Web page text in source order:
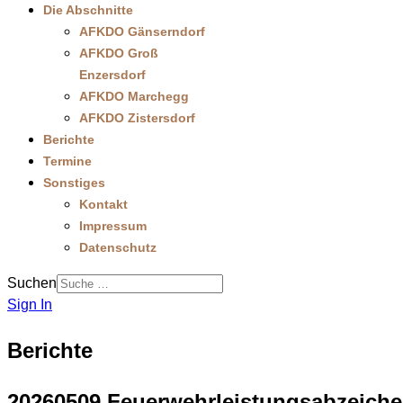
Die Abschnitte
AFKDO Gänserndorf
AFKDO Groß
Enzersdorf
AFKDO Marchegg
AFKDO Zistersdorf
Berichte
Termine
Sonstiges
Kontakt
Impressum
Datenschutz
Suchen
Sign In
Berichte